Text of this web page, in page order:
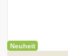
Neuheit